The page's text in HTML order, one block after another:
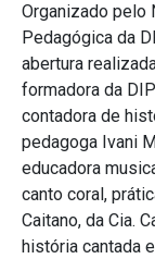
Organizado pelo
Pedagógica da
abertura
formadora da
contadora de
pedagoga Ivani
educadora
canto coral,
Caitano, da Cia.
história cantada